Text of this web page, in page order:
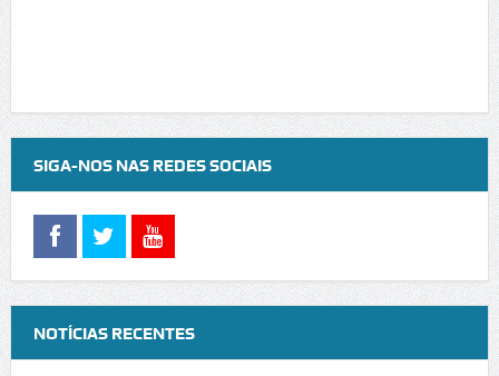
SIGA-NOS NAS REDES SOCIAIS
NOTÍCIAS RECENTES